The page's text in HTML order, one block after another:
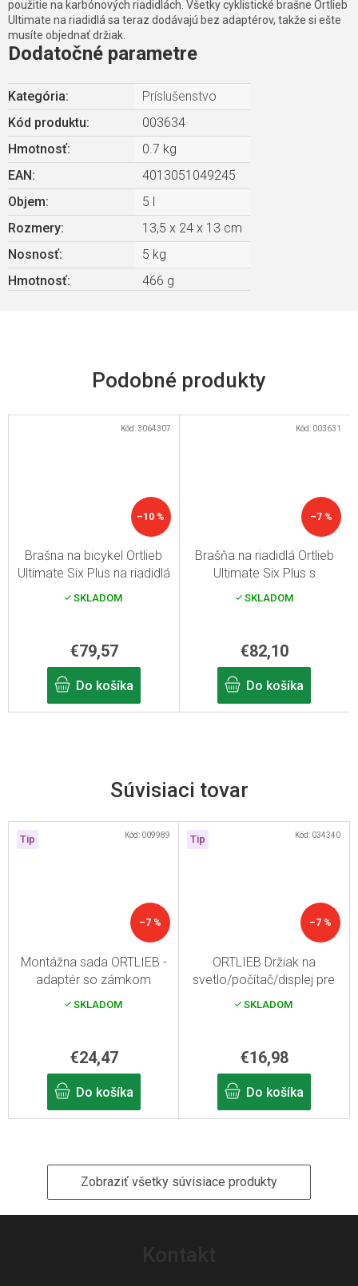
Súvisiaci tovar
Tip
–7 %
Montážna sada ORTLIEB -
adaptér so zámkom
SKLADOM
€24,47
Do košíka
Kód: 009989 Tip
–7 %
ORTLIEB Držiak na
svetlo/počítač/displej pre
SKLADOM
€16,98
Do košíka
Kód: 034340
Zobraziť všetky súvisiace produkty
použitie na karbónových riadidlách. Všetky cyklistické brašne Ortlieb
Ultimate na riadidlá sa teraz dodávajú bez adaptérov, takže si ešte
musíte objednať držiak.
Dodatočné parametre
Kategória:
Príslušenstvo
Kód produktu:
003634
Hmotnosť:
0.7 kg
EAN :
4013051049245
Objem:
5 l
Rozmery:
13,5 x 24 x 13 cm
Nosnosť:
5 kg
Hmotnosť: 466 g
–10 %
Brašna na bicykel Ortlieb
Ultimate Six Plus na riadidlá
- modrá
SKLADOM
€79,57
Do košíka
Kód:3064307
–7 %
Brašňa na riadidlá Ortlieb
Ultimate Six Plus s
mapníkom - zelená
SKLADOM
€82,10
Do košíka
Kód: 003631